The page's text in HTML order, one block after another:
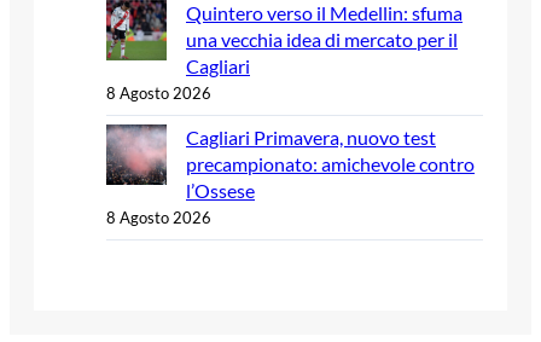
Quintero verso il Medellin: sfuma
una vecchia idea di mercato per il
Cagliari
8 Agosto 2026
Cagliari Primavera, nuovo test
precampionato: amichevole contro
l’Ossese
8 Agosto 2026